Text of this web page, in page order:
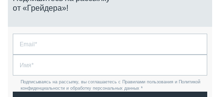
от «Грейдера»!
Подписываясь на рассылку, вы соглашаетесь с Правилами пользования и Политикой
конфиденциальности и обработку персональных данных *